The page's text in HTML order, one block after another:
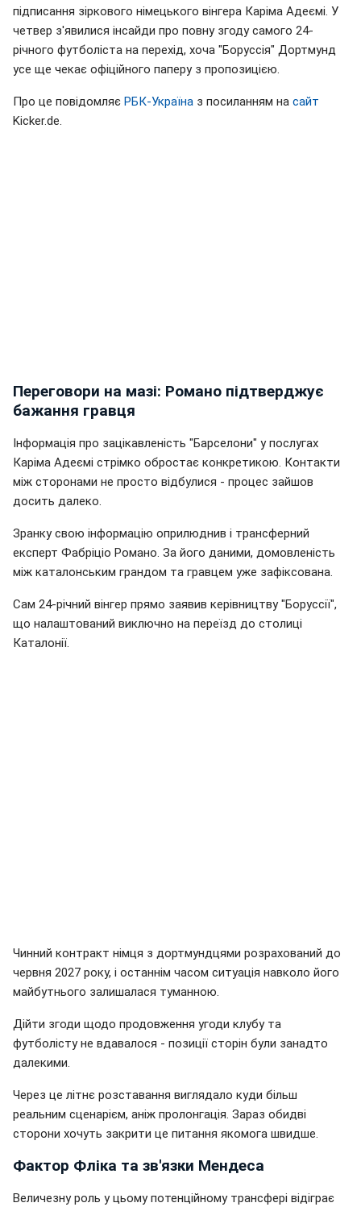
підписання зіркового німецького вінгера Каріма Адеємі. У
четвер з'явилися інсайди про повну згоду самого 24-
річного футболіста на перехід, хоча "Боруссія" Дортмунд
усе ще чекає офіційного паперу з пропозицією.
Про це повідомляє РБК-Україна з посиланням на сайт
Kicker.de.
Переговори на мазі: Романо підтверджує
бажання гравця
Інформація про зацікавленість "Барселони" у послугах
Каріма Адеємі стрімко обростає конкретикою. Контакти
між сторонами не просто відбулися - процес зайшов
досить далеко.
Зранку свою інформацію оприлюднив і трансферний
експерт Фабріціо Романо. За його даними, домовленість
між каталонським грандом та гравцем уже зафіксована.
Сам 24-річний вінгер прямо заявив керівництву "Боруссії",
що налаштований виключно на переїзд до столиці
Каталонії.
Чинний контракт німця з дортмундцями розрахований до
червня 2027 року, і останнім часом ситуація навколо його
майбутнього залишалася туманною.
Дійти згоди щодо продовження угоди клубу та
футболісту не вдавалося - позиції сторін були занадто
далекими.
Через це літнє розставання виглядало куди більш
реальним сценарієм, аніж пролонгація. Зараз обидві
сторони хочуть закрити це питання якомога швидше.
Фактор Фліка та зв'язки Мендеса
Величезну роль у цьому потенційному трансфері відіграє